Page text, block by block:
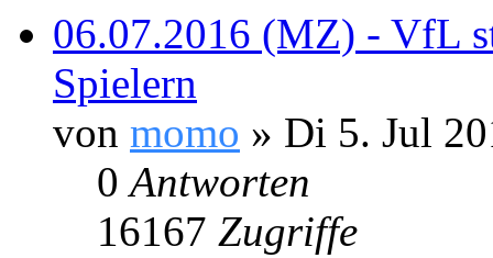
06.07.2016 (MZ) - VfL
Spielern
von momo » Di 5. Jul
0Antworten
16167 Zugriffe